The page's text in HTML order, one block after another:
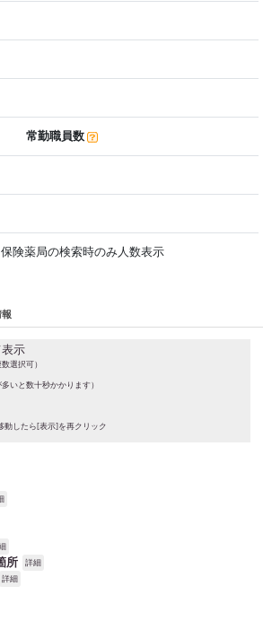
常勤職員数
険薬局の検索時のみ人数表示
示
選択可）
いと数十秒かかります）
動したら[表示]を再クリック
所 詳細
詳細